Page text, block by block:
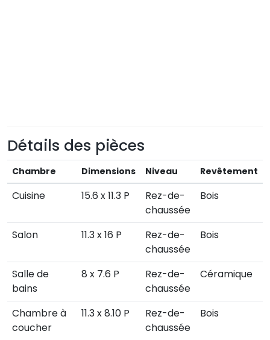
Détails des pièces
Chambre Dimensions Niveau Revêtement
Cuisine 15.6 x 11.3 P
Rez-de-
chaussée
Bois
Salon 11.3 x 16 P
Rez-de-
chaussée
Bois
Salle de
bains
8 x 7.6 P
Rez-de-
chaussée
Céramique
Chambre à
coucher
11.3 x 8.10 P
Rez-de-
chaussée
Bois